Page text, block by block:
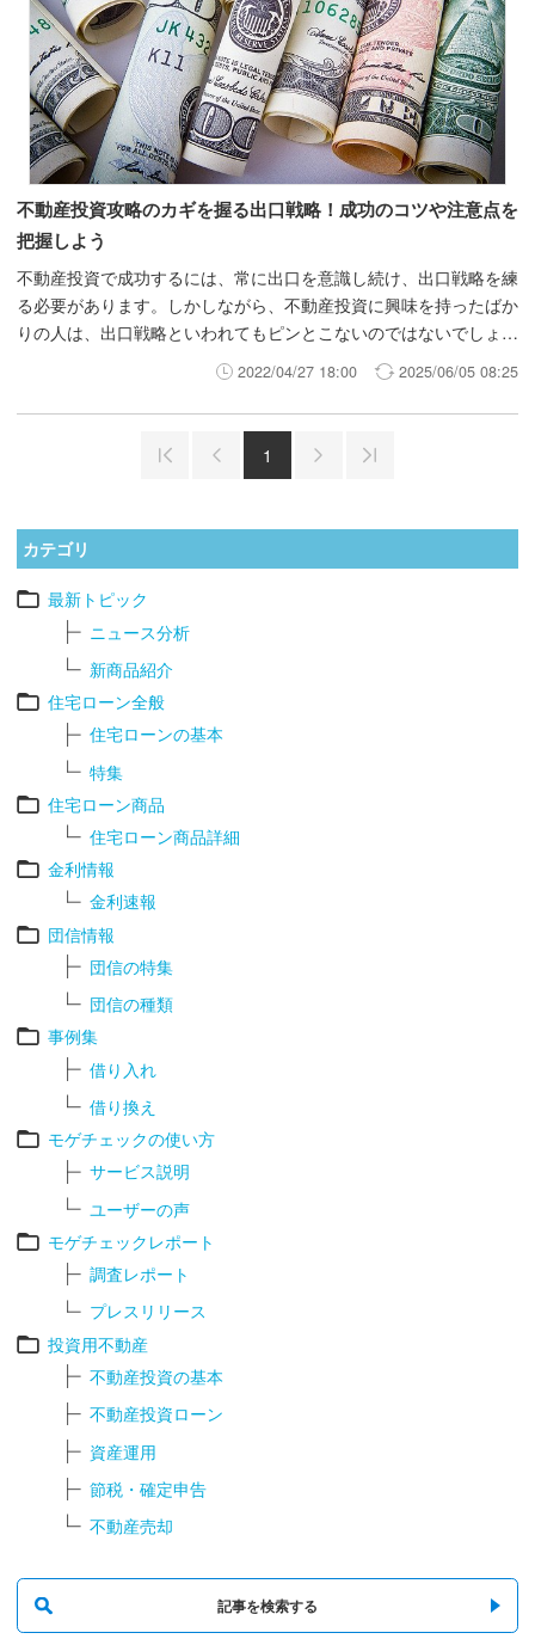
不動産投資攻略のカギを握る出口戦略！成功のコツや注意点を
把握しよう
不動産投資で成功するには、常に出口を意識し続け、出口戦略を練
る必要があります。しかしながら、不動産投資に興味を持ったばか
りの人は、出口戦略といわれてもピンとこないのではないでしょう
か。そこで今回は、不動産投資における出口戦略について詳しく解
説します。 不動産投資で成功したい人は必見です。ぜひ参考にし
てください。 ※時間がない方へ・・・今すぐ不動産投資ローンの
借り入れ可能額を知りたい方は「バウチャーサービス」、不動産投
資ローンの借り換えができるのか、いくら借り換えメリットがある
無料で、自宅にいながらオンラインでお申し込み頂けます。
2022/04/27 18:00 2025/06/05 08:25
1
カテゴリ
最新トピック
ニュース分析
新商品紹介
住宅ローン全般
住宅ローンの基本
特集
住宅ローン商品
住宅ローン商品詳細
金利情報
金利速報
団信情報
団信の特集
団信の種類
事例集
借り入れ
借り換え
モゲチェックの使い方
サービス説明
ユーザーの声
モゲチェックレポート
調査レポート
プレスリリース
投資用不動産
不動産投資の基本
不動産投資ローン
資産運用
節税・確定申告
不動産売却
記事を検索する